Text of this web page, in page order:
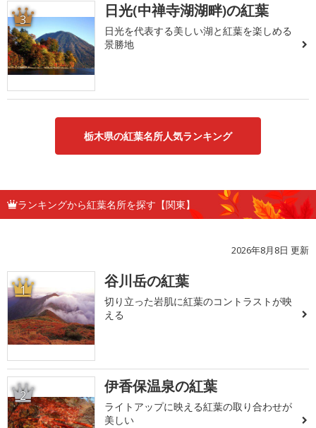
3 日光(中禅寺湖湖畔)の紅葉
日光を代表する美しい湖と紅葉を楽しめる
景勝地
栃木県の紅葉名所人気ランキング
ランキングから紅葉名所を探す【関東】
2026年8月8日 更新
1 谷川岳の紅葉
切り立った岩肌に紅葉のコントラストが映
える
2 伊香保温泉の紅葉
ライトアップに映える紅葉の取り合わせが
美しい